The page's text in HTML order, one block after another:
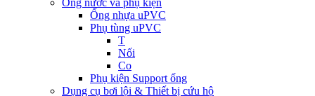
Ống nước và phụ kiện
Ống nhựa uPVC
Phụ tùng uPVC
T
Nối
Co
Phụ kiện Support ống
Dụng cụ bơi lội & Thiết bị cứu hộ